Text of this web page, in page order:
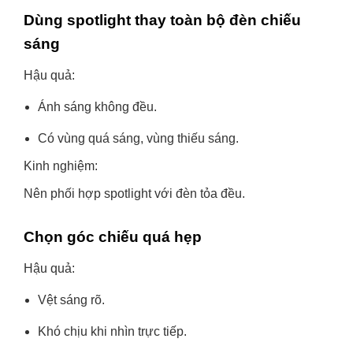
Dùng spotlight thay toàn bộ đèn chiếu
sáng
Hậu quả:
Ánh sáng không đều.
Có vùng quá sáng, vùng thiếu sáng.
Kinh nghiệm:
Nên phối hợp spotlight với đèn tỏa đều.
Chọn góc chiếu quá hẹp
Hậu quả:
Vệt sáng rõ.
Khó chịu khi nhìn trực tiếp.